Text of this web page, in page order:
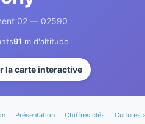
02 — 02590
91 m d'altitude
la carte interactive
Présentation Chiffres clés Cultures